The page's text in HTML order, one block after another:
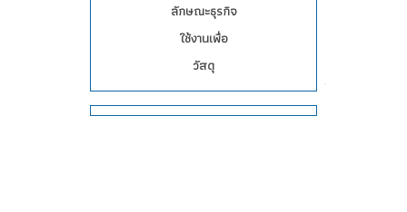
ลักษณะธุรกิจ
ใช้งานเพื่อ
วัสดุ